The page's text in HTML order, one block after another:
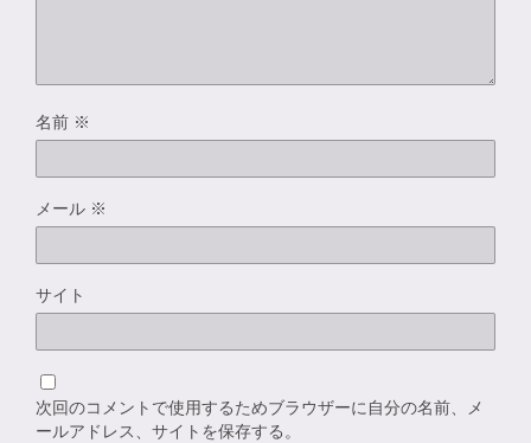
名前 ※
メール ※
サイト
次回のコメントで使用するためブラウザーに自分の名前、メ
ールアドレス、サイトを保存する。